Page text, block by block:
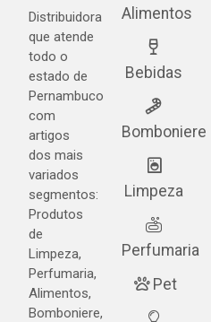
Distribuidora
que atende
todo o
estado de
Pernambuco
com
artigos
dos mais
variados
segmentos:
Produtos
de
Limpeza,
Perfumaria,
Alimentos,
Bomboniere,
Alimentos
Bebidas
Bomboniere
Limpeza
Perfumaria
Pet